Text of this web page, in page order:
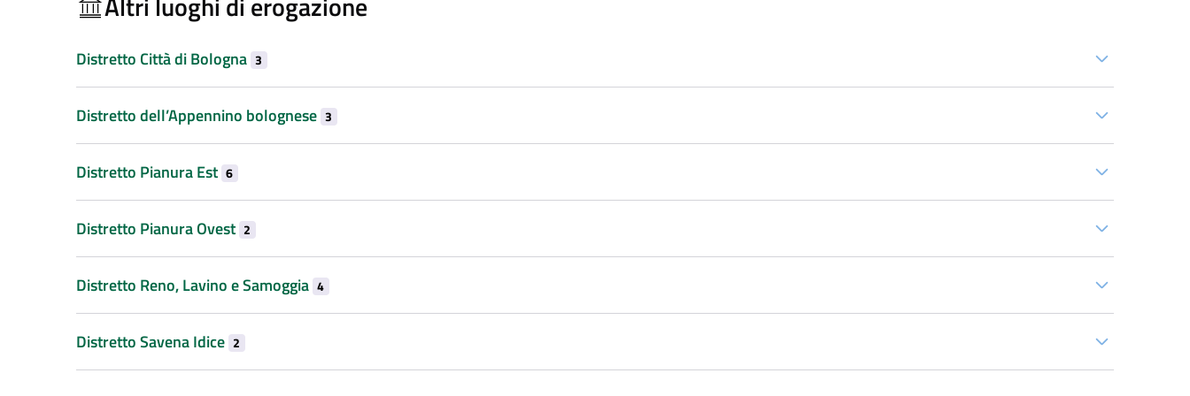
Distretto Città di Bologna 3
Distretto dell’Appennino bolognese 3
Distretto Pianura Est 6
Distretto Pianura Ovest 2
Distretto Reno, Lavino e Samoggia 4
Distretto Savena Idice 2